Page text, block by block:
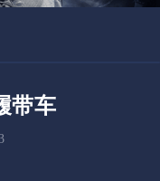
带车